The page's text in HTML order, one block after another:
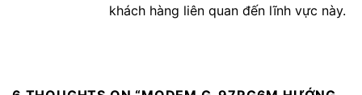
khách hàng liên quan đến lĩnh vực này.